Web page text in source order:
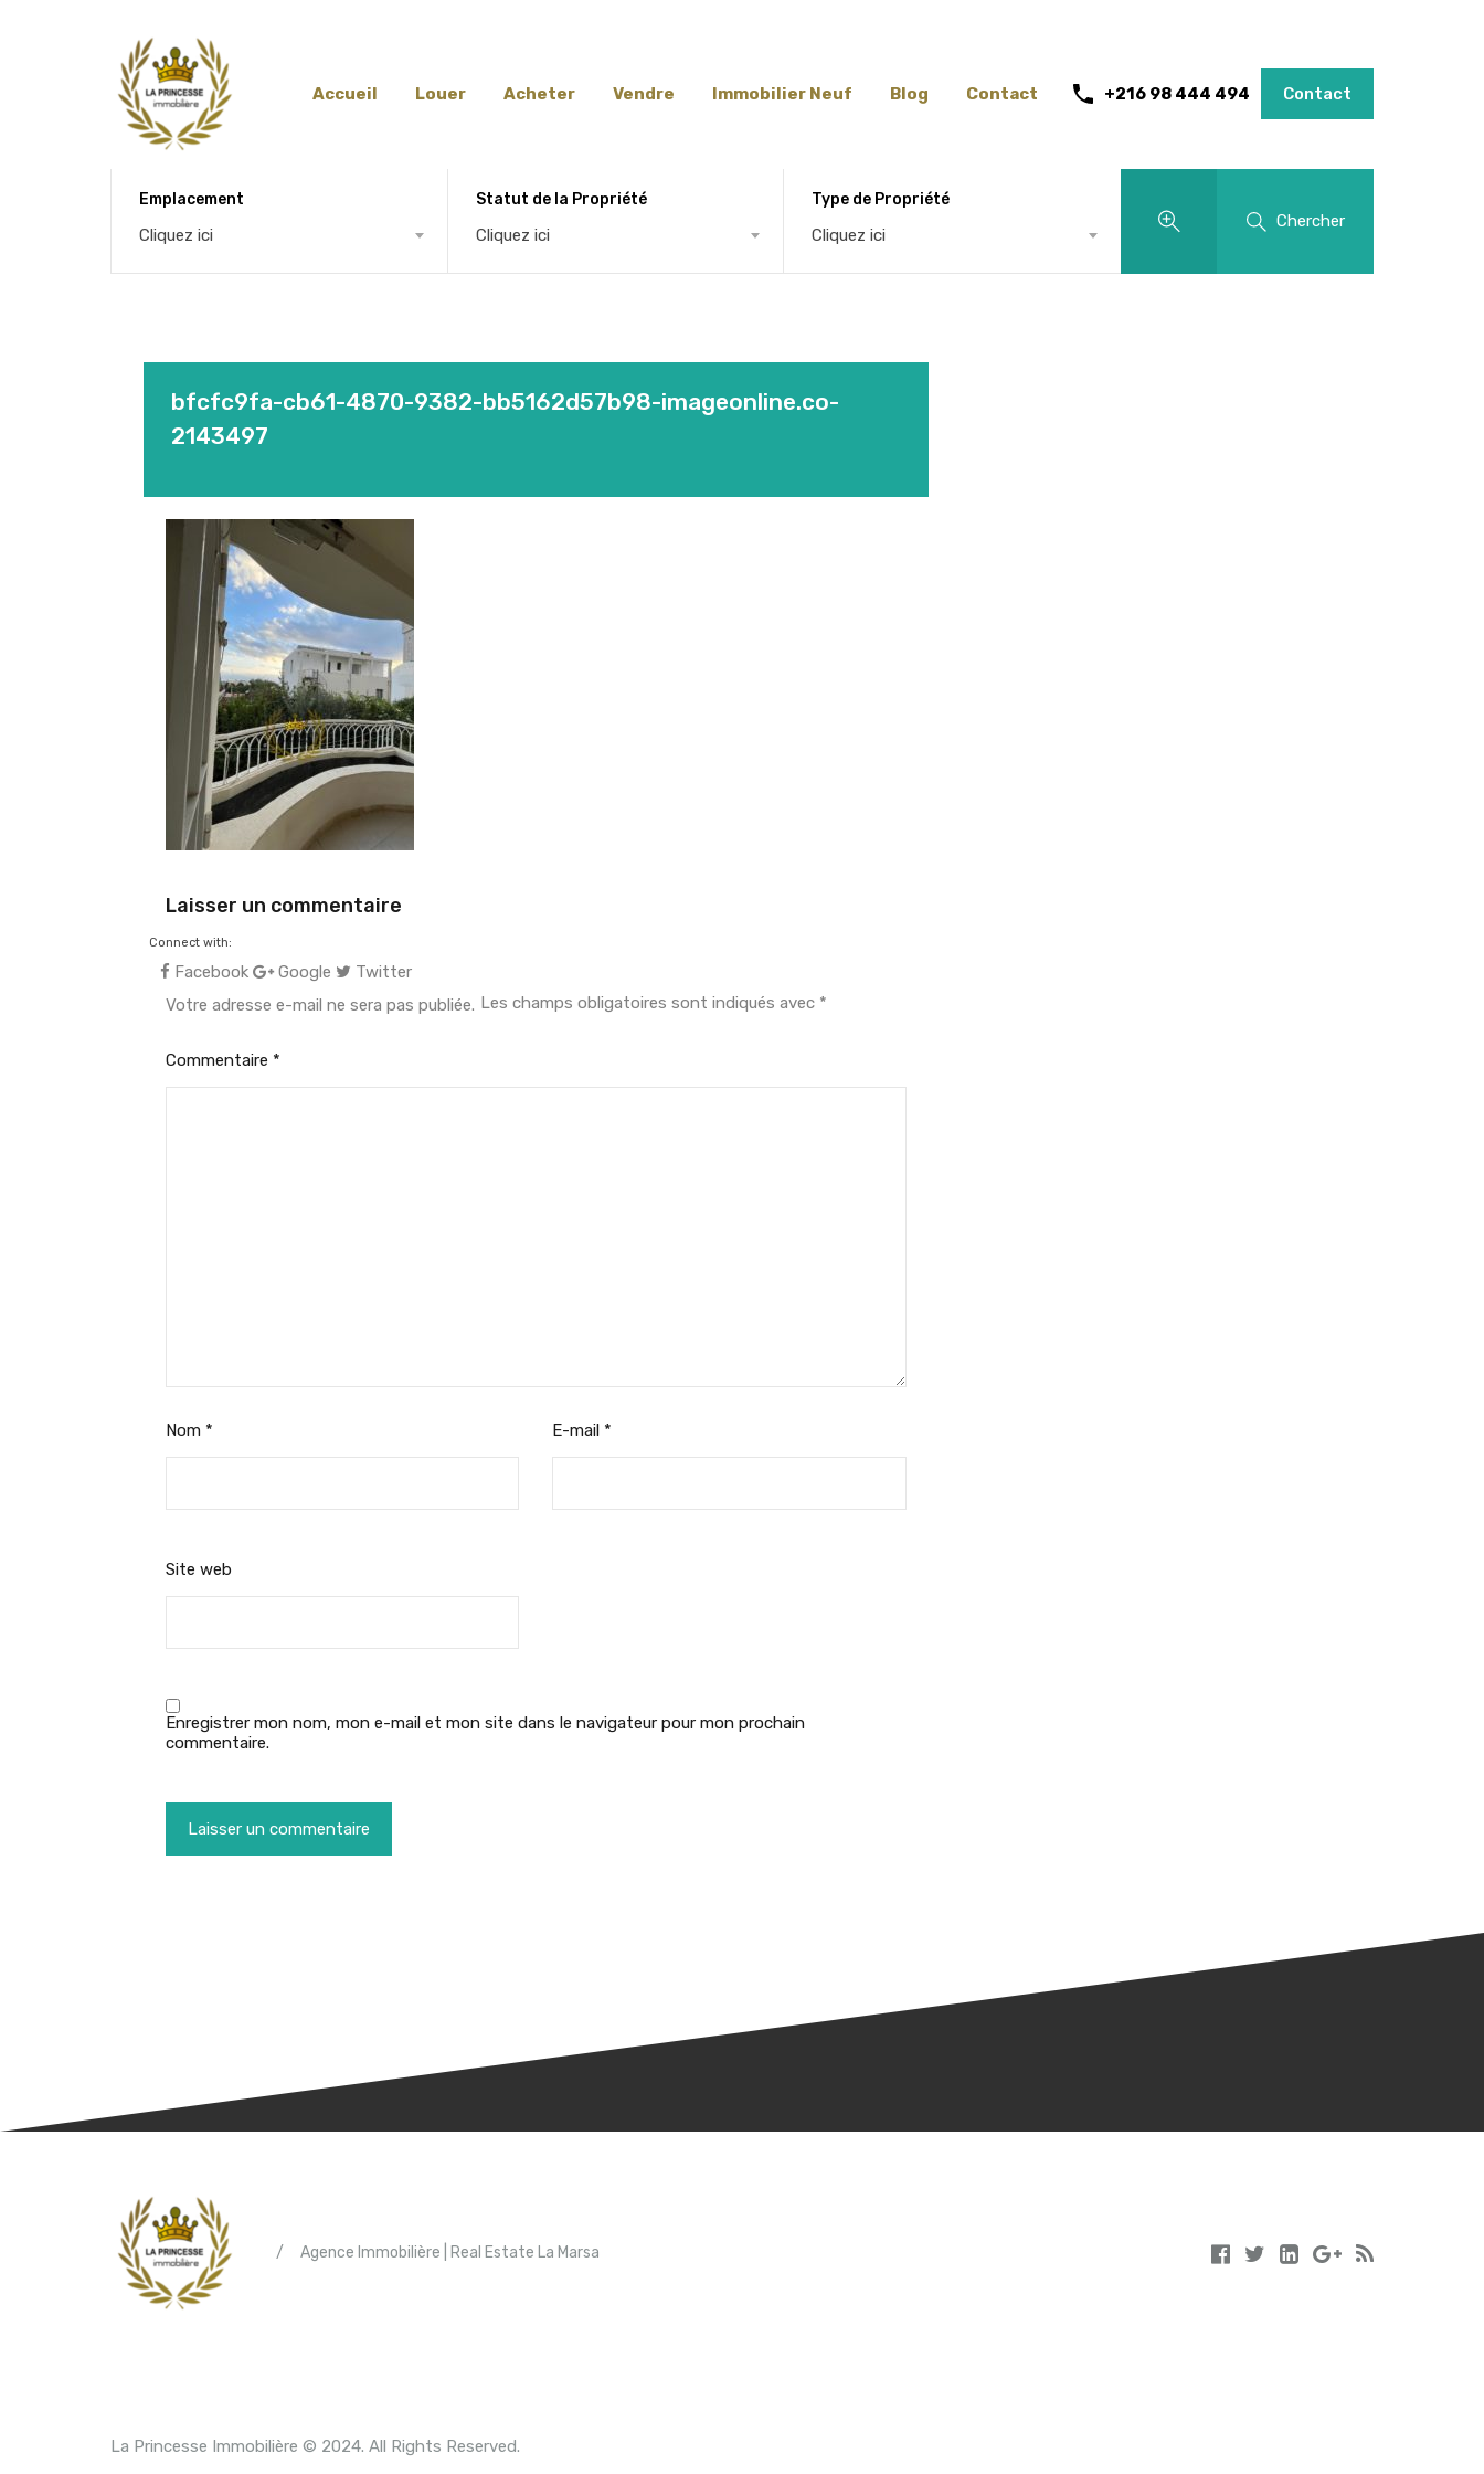
Accueil Louer Acheter Vendre Immobilier Neuf Blog Contact +216 98 444 494 Contact
Emplacement
Cliquez ici
Statut de la Propriété
Cliquez ici
Type de Propriété
Cliquez ici
Chercher
bfcfc9fa-cb61-4870-9382-bb5162d57b98-imageonline.co-
2143497
Laisser un commentaire
Connect with:
Facebook Google
Twitter
Votre adresse e-mail ne sera pas publiée. Les champs obligatoires sont indiqués avec *
Commentaire *
Nom * E-mail *
Site web
Enregistrer mon nom, mon e-mail et mon site dans le navigateur pour mon prochain
commentaire.
/ Agence Immobilière | Real Estate La Marsa
La Princesse Immobilière © 2024. All Rights Reserved.